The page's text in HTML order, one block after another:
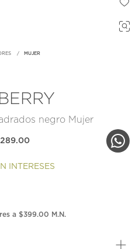
MUJER
negro Mujer
INTERESES
a $399.00 M.N.